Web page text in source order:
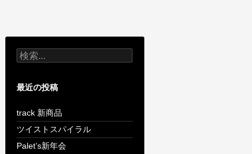
検
索:
最近の投稿
track 新商品
ツイストスパイラル
Palet’s新年会